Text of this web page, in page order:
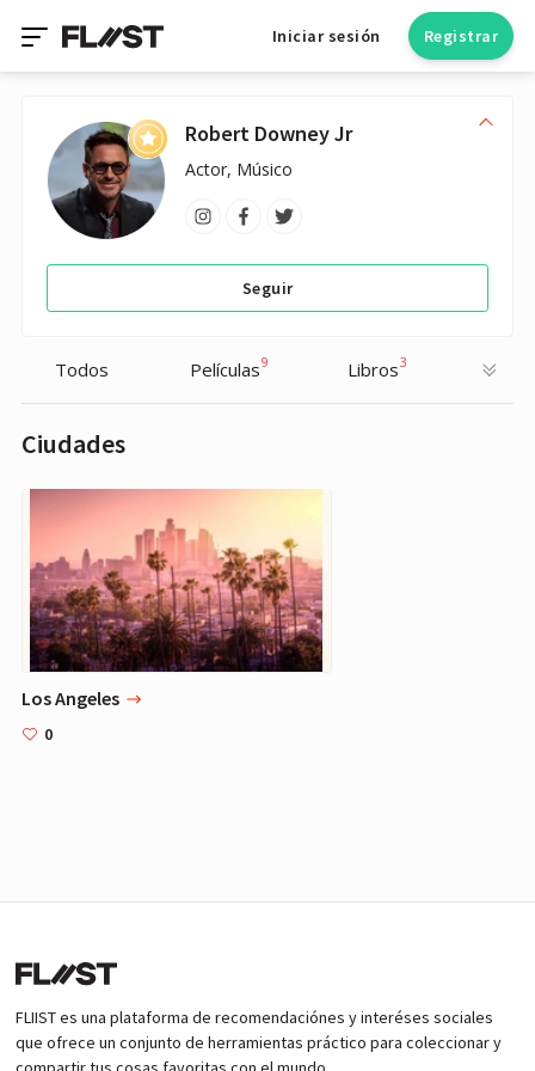
Iniciar sesión Registrar
Robert Downey Jr
Actor, Músico
Seguir
Todos Películas9 Libros3
Ciudades
Los Angeles
0
FLIIST es una plataforma de recomendaciónes y interéses sociales
que ofrece un conjunto de herramientas práctico para coleccionar y